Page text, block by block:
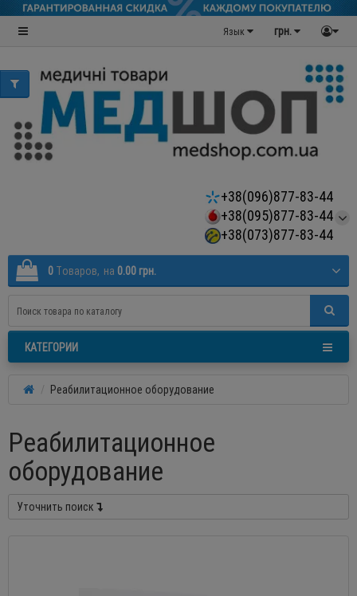
грн.
Язык
+38(096)877-83-44
+38(095)877-83-44
+38(073)877-83-44
0 Tоваров, на 0.00 грн.
КАТЕГОРИИ
Реабилитационное оборудование
Реабилитационное
оборудование
Уточнить поиск